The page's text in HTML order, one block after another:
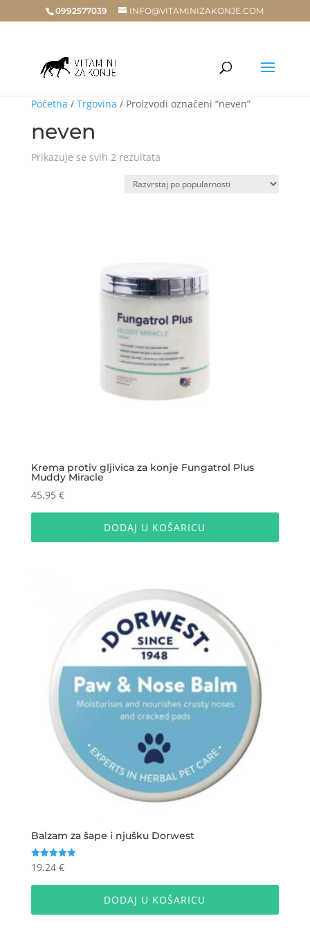
0992577039 INFO@VITAMINIZAKONJE.COM
Početna / Trgovina / Proizvodi označeni “neven”
neven
Prikazuje se svih 2 rezultataPoredano
popularnosti
Krema protiv gljivica za konje Fungatrol Plus
Muddy Miracle
45.95 €
DODAJ U KOŠARICU
Balzam za šape i njušku Dorwest
Ocijenjeno
5.00
19.24 €
DODAJ U KOŠARICU